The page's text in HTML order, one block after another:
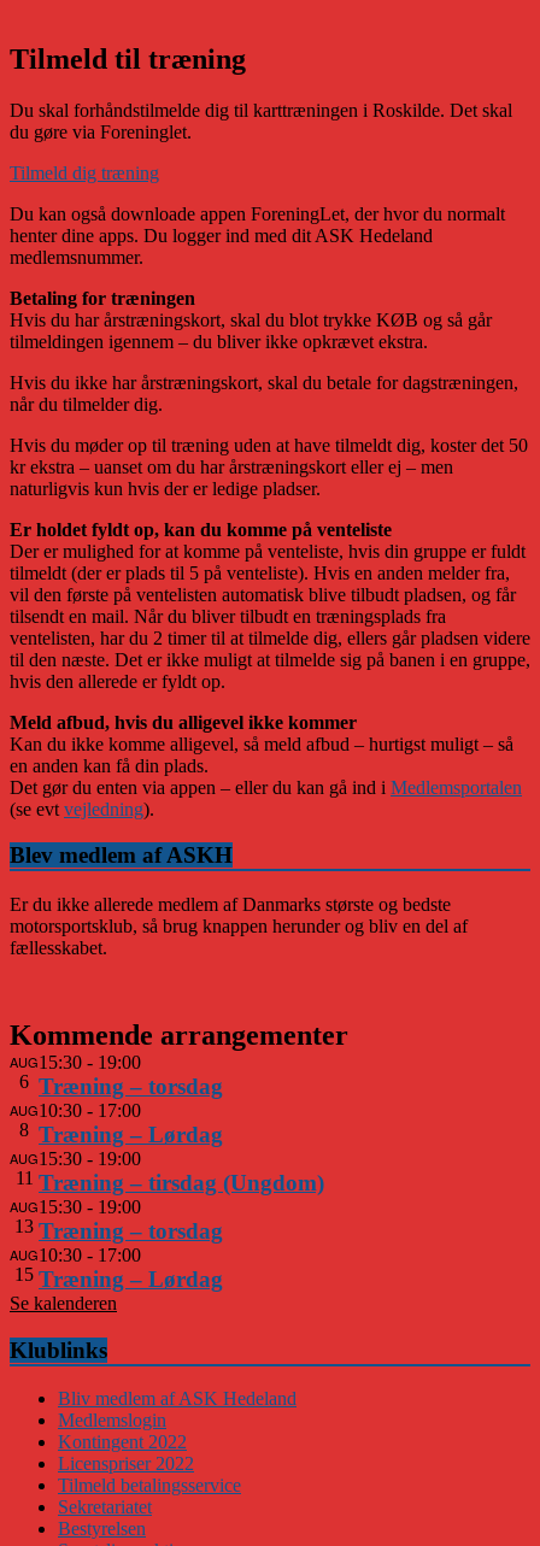
Tilmeld til træning
Du skal forhåndstilmelde dig til karttræningen i Roskilde. Det skal
du gøre via Foreninglet.
Tilmeld dig træning
Du kan også downloade appen ForeningLet, der hvor du normalt
henter dine apps. Du logger ind med dit ASK Hedeland
medlemsnummer.
Betaling for træningen
Hvis du har årstræningskort, skal du blot trykke KØB og så går
tilmeldingen igennem – du bliver ikke opkrævet ekstra.
Hvis du ikke har årstræningskort, skal du betale for dagstræningen,
når du tilmelder dig.
Hvis du møder op til træning uden at have tilmeldt dig, koster det 50
kr ekstra – uanset om du har årstræningskort eller ej – men
naturligvis kun hvis der er ledige pladser.
Er holdet fyldt op, kan du komme på venteliste
Der er mulighed for at komme på venteliste, hvis din gruppe er fuldt
tilmeldt (der er plads til 5 på venteliste). Hvis en anden melder fra,
vil den første på ventelisten automatisk blive tilbudt pladsen, og får
tilsendt en mail. Når du bliver tilbudt en træningsplads fra
ventelisten, har du 2 timer til at tilmelde dig, ellers går pladsen videre
til den næste. Det er ikke muligt at tilmelde sig på banen i en gruppe,
hvis den allerede er fyldt op.
Meld afbud, hvis du alligevel ikke kommer
Kan du ikke komme alligevel, så meld afbud – hurtigst muligt – så
en anden kan få din plads.
Det gør du enten via appen – eller du kan gå ind i Medlemsportalen
(se evt vejledning).
Blev medlem af ASKH
Er du ikke allerede medlem af Danmarks største og bedste
motorsportsklub, så brug knappen herunder og bliv en del af
fællesskabet.
Kommende arrangementer
AUG
6
15:30 - 19:00
Træning – torsdag
AUG
8
10:30 - 17:00
Træning – Lørdag
AUG
11
15:30 - 19:00
Træning – tirsdag (Ungdom)
AUG
13
15:30 - 19:00
Træning – torsdag
AUG
15
10:30 - 17:00
Træning – Lørdag
Se kalenderen
Klublinks
Bliv medlem af ASK Hedeland
Medlemslogin
Kontingent 2022
Licenspriser 2022
Tilmeld betalingsservice
Sekretariatet
Bestyrelsen